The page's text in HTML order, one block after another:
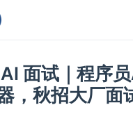
面试｜程序
，秋招大厂面